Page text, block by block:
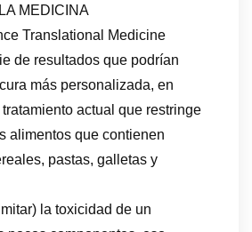
MEDICINA
Translational Medicine
de resultados que podrían
más personalizada, en
actual que restringe
alimentos que contienen
pastas, galletas y
la toxicidad de un